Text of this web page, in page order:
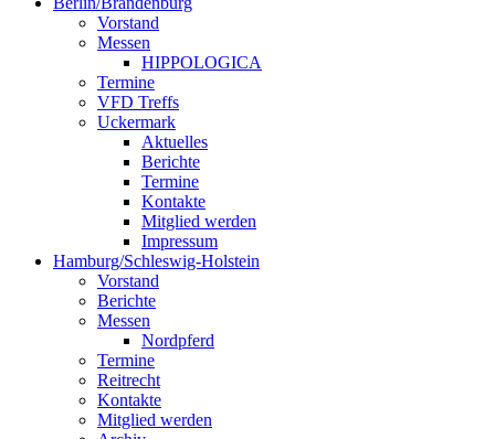
Vorstand
Messen
HIPPOLOGICA
Termine
VFD Treffs
Uckermark
Aktuelles
Berichte
Termine
Kontakte
Mitglied werden
Impressum
Hamburg/Schleswig-Holstein
Vorstand
Berichte
Messen
Nordpferd
Termine
Reitrecht
Kontakte
Mitglied werden